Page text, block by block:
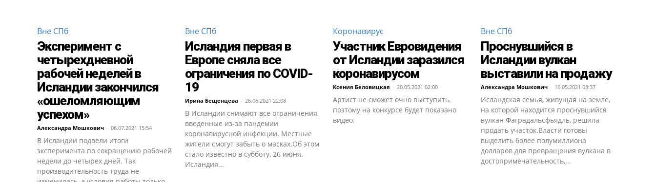
Вне СПб
Эксперимент с
четырехдневной
рабочей неделей в
Исландии закончился
«ошеломляющим
успехом»
Александра Мошкович - 06.07.2021 15:54
В Исландии подвели итоги
эксперимента по сокращению рабочей
недели до четырех дней. Так
производительность труда не
Вне СПб
Исландия первая в
Европе сняла все
ограничения по COVID-
19
Ирина Бещенцева - 26.06.2021 22:08
В Исландии снимают все ограничения,
введенные из-за пандемии
коронавирусной инфекции. Местные
жители смогут забыть о масках.Об этом
стало известно в субботу, 26 июня.
Исландия...
Коронавирус
Участник Евровидения
от Исландии заразился
коронавирусом
Ксения Беловицкая - 20.05.2021 02:00
Артист не сможет очно выступить,
поэтому на конкурсе будет показано
видео.
Вне СПб
Проснувшийся в
Исландии вулкан
выставили на продажу
Александра Мошкович - 16.05.2021 08:37
Исландская семья, живущая на земле,
на которой находится проснувшийся
вулкан Фаградальсфьядль, решила
продать участок.Власти готовы
выделить более полумиллиона
долларов для превращения вулкана в
достопримечательность,...